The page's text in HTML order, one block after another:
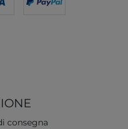
consegna